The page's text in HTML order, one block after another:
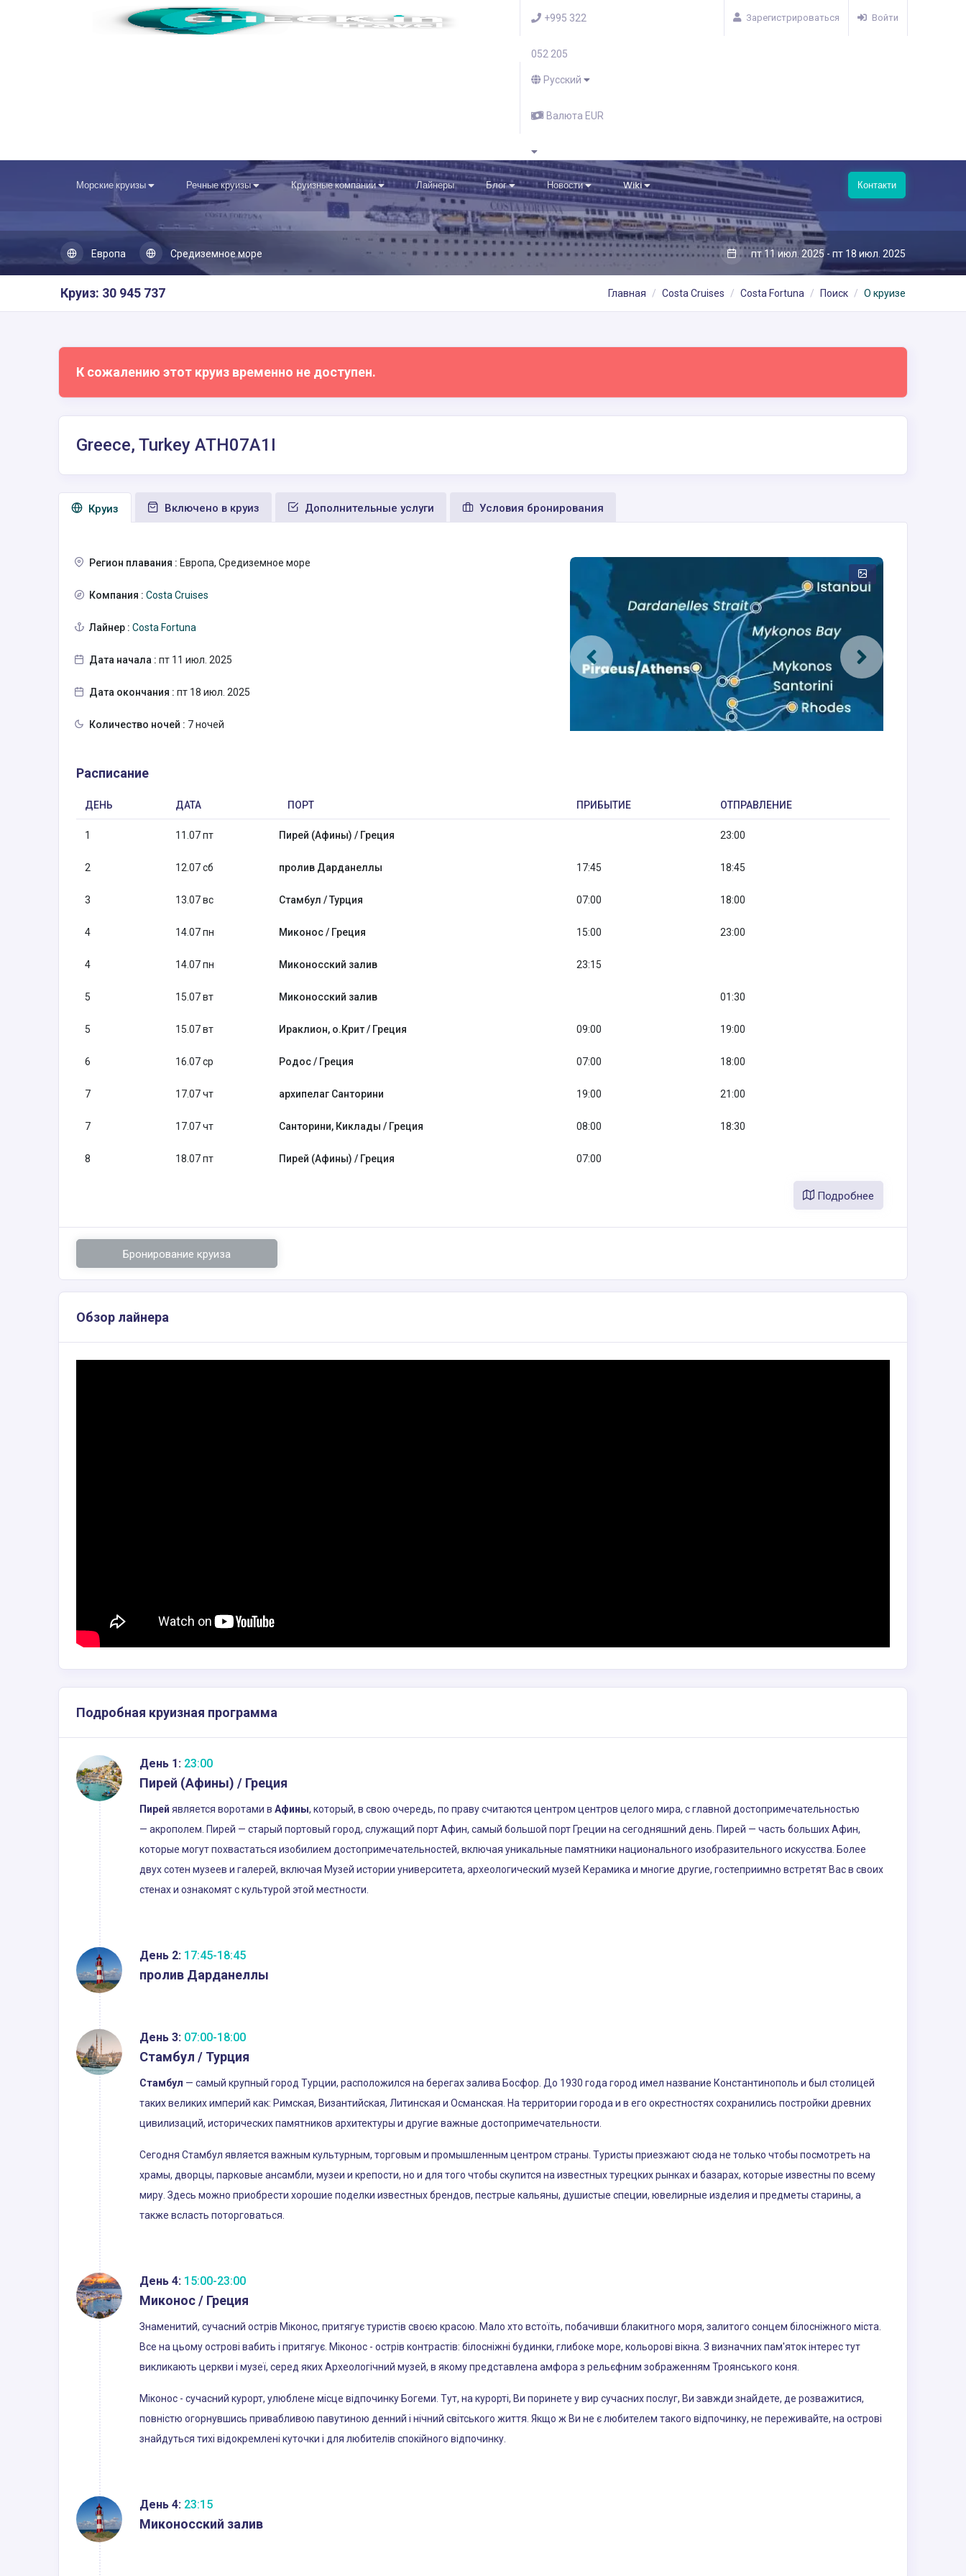
+995 322
052 205
Русский
Валюта EUR
Зарегистрироваться Войти
Морские круизы Речные круизы Круизные компании Лайнеры Блог Новости Wiki Контакти
Европа Средиземное море пт 11 июл. 2025 - пт 18 июл. 2025
Круиз: 30 945 737 Главная Costa Cruises Costa Fortuna Поиск О круизе
К сожалению этот круиз временно не доступен.
Greece, Turkey ATH07A1I
Круиз Включено в круиз Дополнительные услуги Условия бронирования
Регион плавания : Европа, Средиземное море
Компания : Costa Cruises
Лайнер : Costa Fortuna
Дата начала : пт 11 июл. 2025
Дата окончания : пт 18 июл. 2025
Количество ночей : 7 ночей
Расписание
ДЕНЬ ДАТА ПОРТ ПРИБЫТИЕ ОТПРАВЛЕНИЕ
1 11.07 пт Пирей (Афины) / Греция 23:00
2 12.07 сб пролив Дарданеллы 17:45 18:45
3 13.07 вс Стамбул / Турция 07:00 18:00
4 14.07 пн Миконос / Греция 15:00 23:00
4 14.07 пн Миконосский залив 23:15
5 15.07 вт Миконосский залив 01:30
5 15.07 вт Ираклион, о.Крит / Греция 09:00 19:00
6 16.07 ср Родос / Греция 07:00 18:00
7 17.07 чт архипелаг Санторини 19:00 21:00
7 17.07 чт Санторини, Киклады / Греция 08:00 18:30
8 18.07 пт Пирей (Афины) / Греция 07:00
Подробнее
Бронирование круиза
Обзор лайнера
Подробная круизная программа
День 1: 23:00
Пирей (Афины) / Греция
Пирей является воротами в Афины, который, в свою очередь, по праву считаются центром центров целого мира, с главной достопримечательностью
— акрополем. Пирей — старый портовый город, служащий порт Афин, самый большой порт Греции на сегодняшний день. Пирей — часть больших Афин,
которые могут похвастаться изобилием достопримечательностей, включая уникальные памятники национального изобразительного искусства. Более
двух сотен музеев и галерей, включая Музей истории университета, археологический музей Керамика и многие другие, гостеприимно встретят Вас в своих
стенах и ознакомят с культурой этой местности.
День 2: 17:45-18:45
пролив Дарданеллы
День 3: 07:00-18:00
Стамбул / Турция
Стамбул — самый крупный город Турции, расположился на берегах залива Босфор. До 1930 года город имел название Константинополь и был столицей
таких великих империй как: Римская, Византийская, Литинская и Османская. На территории города и в его окрестностях сохранились постройки древних
цивилизаций, исторических памятников архитектуры и другие важные достопримечательности.
Сегодня Стамбул является важным культурным, торговым и промышленным центром страны. Туристы приезжают сюда не только чтобы посмотреть на
храмы, дворцы, парковые ансамбли, музеи и крепости, но и для того чтобы скупится на известных турецких рынках и базарах, которые известны по всему
миру. Здесь можно приобрести хорошие поделки известных брендов, пестрые кальяны, душистые специи, ювелирные изделия и предметы старины, а
также всласть поторговаться.
День 4: 15:00-23:00
Миконос / Греция
Знаменитий, сучасний острів Міконос, притягує туристів своєю красою. Мало хто встоїть, побачивши блакитного моря, залитого сонцем білосніжного міста.
Все на цьому острові вабить і притягує. Міконос - острів контрастів: білосніжні будинки, глибоке море, кольорові вікна. З визначних пам'яток інтерес тут
викликають церкви і музеї, серед яких Археологічний музей, в якому представлена ​​амфора з рельєфним зображенням Троянського коня.
Міконос - сучасний курорт, улюблене місце відпочинку Богеми. Тут, на курорті, Ви поринете у вир сучасних послуг, Ви завжди знайдете, де розважитися,
повністю огорнувшись привабливою павутиною денний і нічний світського життя. Якщо ж Ви не є любителем такого відпочинку, не переживайте, на острові
знайдуться тихі відокремлені куточки і для любителів спокійного відпочинку.
День 4: 23:15
Миконосский залив